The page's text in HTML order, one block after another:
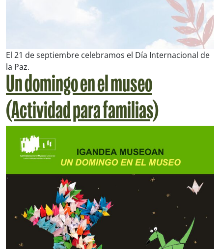
El 21 de septiembre celebramos el Día Internacional de
la Paz.
Un domingo en el museo
(Actividad para familias)